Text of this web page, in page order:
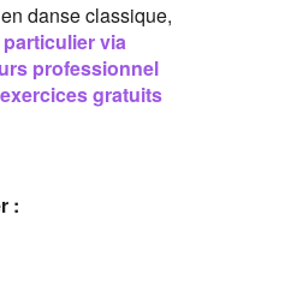
danse classique,
via
professionnel
exercices gratuits
: